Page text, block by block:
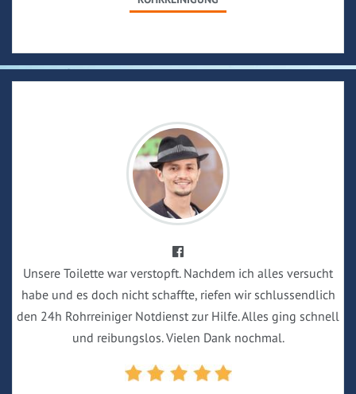
Unsere Toilette war verstopft. Nachdem ich alles versucht
habe und es doch nicht schaffte, riefen wir schlussendlich
den 24h Rohrreiniger Notdienst zur Hilfe. Alles ging schnell
und reibungslos. Vielen Dank nochmal.